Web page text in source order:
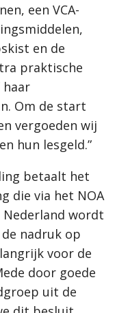
een VCA-
en de
praktische
Om de start
vergoeden wij
hun lesgeld.”
betaalt het
die via het NOA
wordt
nadruk op
voor de
door goede
uit de